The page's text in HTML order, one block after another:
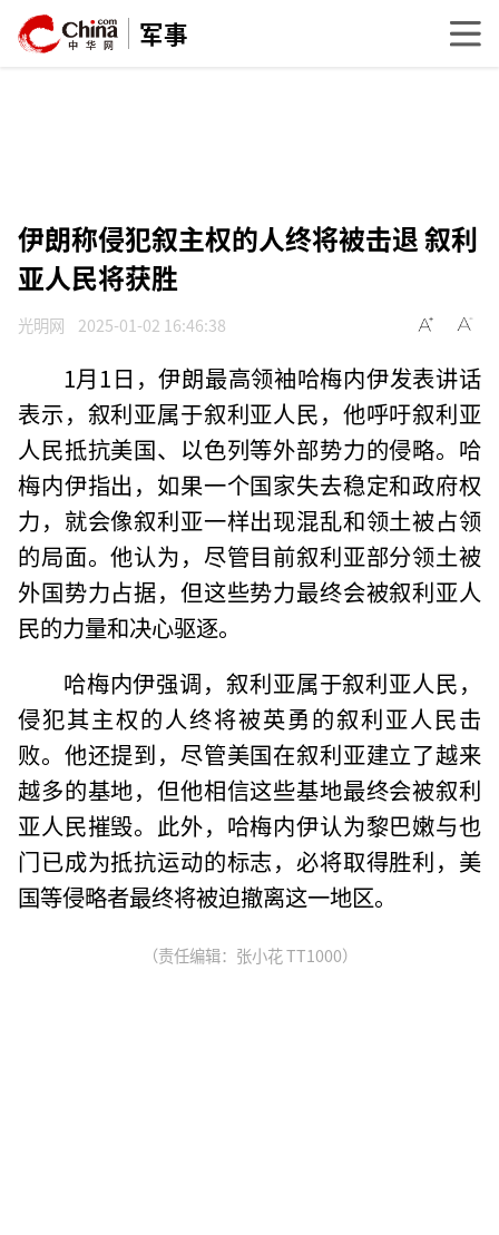
军事
伊朗称侵犯叙主权的人终将被击退 叙利
亚人民将获胜
光明网 2025-01-02 16:46:38
1月1日，伊朗最高领袖哈梅内伊发表讲话
表示，叙利亚属于叙利亚人民，他呼吁叙利亚
人民抵抗美国、以色列等外部势力的侵略。哈
梅内伊指出，如果一个国家失去稳定和政府权
力，就会像叙利亚一样出现混乱和领土被占领
的局面。他认为，尽管目前叙利亚部分领土被
外国势力占据，但这些势力最终会被叙利亚人
民的力量和决心驱逐。
哈梅内伊强调，叙利亚属于叙利亚人民，
侵犯其主权的人终将被英勇的叙利亚人民击
败。他还提到，尽管美国在叙利亚建立了越来
越多的基地，但他相信这些基地最终会被叙利
亚人民摧毁。此外，哈梅内伊认为黎巴嫩与也
门已成为抵抗运动的标志，必将取得胜利，美
国等侵略者最终将被迫撤离这一地区。
（责任编辑：张小花 TT1000）